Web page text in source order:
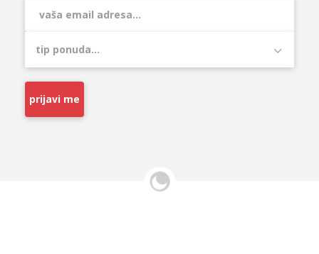
prijavi me